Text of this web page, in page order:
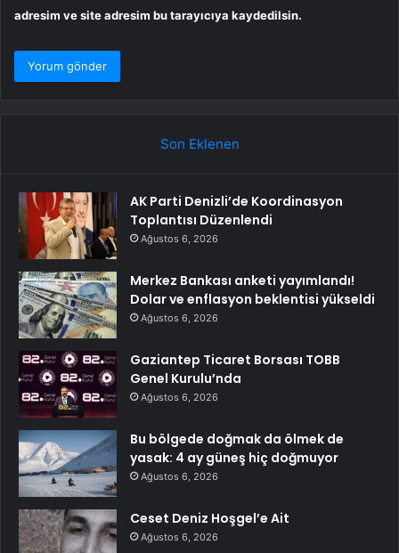
adresim ve site adresim bu tarayıcıya kaydedilsin.
Son Eklenen
AK Parti Denizli’de Koordinasyon
Toplantısı Düzenlendi
Ağustos 6, 2026
Merkez Bankası anketi yayımlandı!
Dolar ve enflasyon beklentisi yükseldi
Ağustos 6, 2026
Gaziantep Ticaret Borsası TOBB
Genel Kurulu’nda
Ağustos 6, 2026
Bu bölgede doğmak da ölmek de
yasak: 4 ay güneş hiç doğmuyor
Ağustos 6, 2026
Ceset Deniz Hoşgel’e Ait
Ağustos 6, 2026